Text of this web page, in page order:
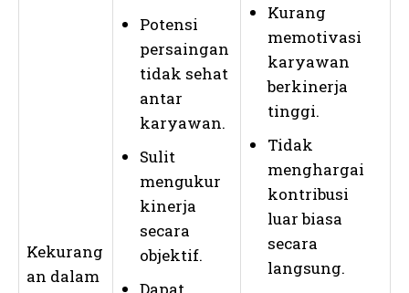
Kekurang
an dalam
Potensi
persaingan
tidak sehat
antar
karyawan.
Sulit
mengukur
kinerja
secara
objektif.
Kurang
memotivasi
karyawan
berkinerja
tinggi.
Tidak
menghargai
kontribusi
luar biasa
secara
langsung.